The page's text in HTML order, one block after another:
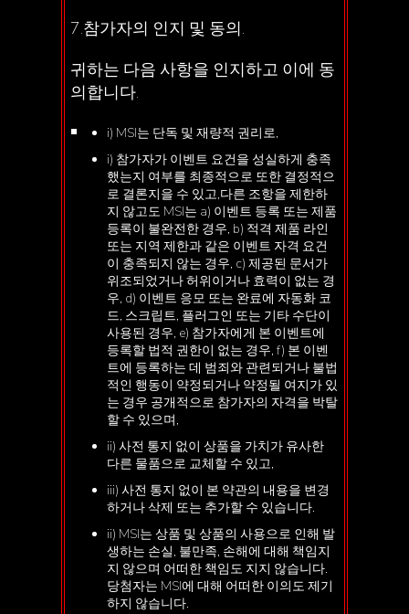
7.참가자의 인지 및 동의.
귀하는 다음 사항을 인지하고 이에 동
의합니다.
i) MSI는 단독 및 재량적 권리로,
i) 참가자가 이벤트 요건을 성실하게 충족
했는지 여부를 최종적으로 또한 결정적으
로 결론지을 수 있고,다른 조항을 제한하
지 않고도 MSI는 a) 이벤트 등록 또는 제품
등록이 불완전한 경우, b) 적격 제품 라인
또는 지역 제한과 같은 이벤트 자격 요건
이 충족되지 않는 경우, c) 제공된 문서가
위조되었거나 허위이거나 효력이 없는 경
우, d) 이벤트 응모 또는 완료에 자동화 코
드, 스크립트, 플러그인 또는 기타 수단이
사용된 경우, e) 참가자에게 본 이벤트에
등록할 법적 권한이 없는 경우, f) 본 이벤
트에 등록하는 데 범죄와 관련되거나 불법
적인 행동이 약정되거나 약정될 여지가 있
는 경우 공개적으로 참가자의 자격을 박탈
할 수 있으며,
ii) 사전 통지 없이 상품을 가치가 유사한
다른 물품으로 교체할 수 있고,
iii) 사전 통지 없이 본 약관의 내용을 변경
하거나 삭제 또는 추가할 수 있습니다.
ii) MSI는 상품 및 상품의 사용으로 인해 발
생하는 손실, 불만족, 손해에 대해 책임지
지 않으며 어떠한 책임도 지지 않습니다.
당첨자는 MSI에 대해 어떠한 이의도 제기
하지 않습니다.